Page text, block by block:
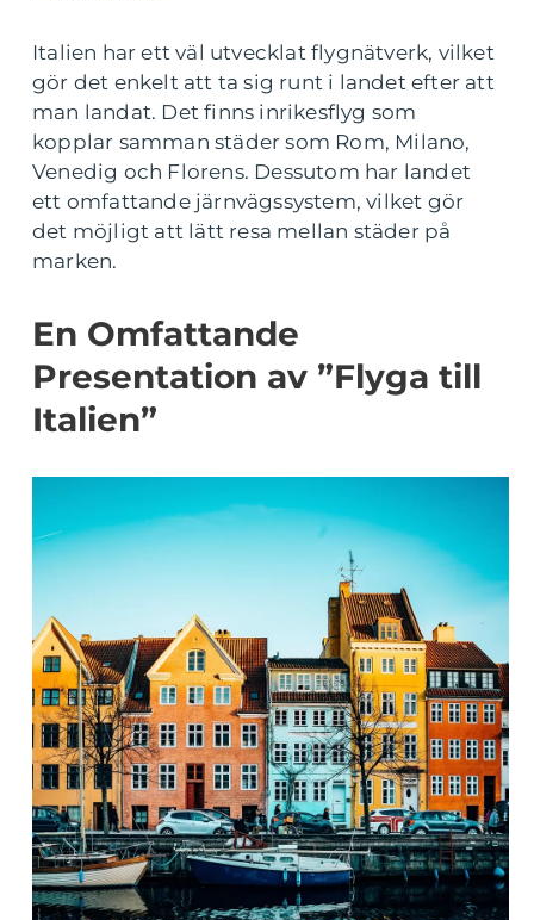
Italien har ett väl utvecklat flygnätverk, vilket
gör det enkelt att ta sig runt i landet efter att
man landat. Det finns inrikesflyg som
kopplar samman städer som Rom, Milano,
Venedig och Florens. Dessutom har landet
ett omfattande järnvägssystem, vilket gör
det möjligt att lätt resa mellan städer på
marken.
En Omfattande
Presentation av ”Flyga till
Italien”